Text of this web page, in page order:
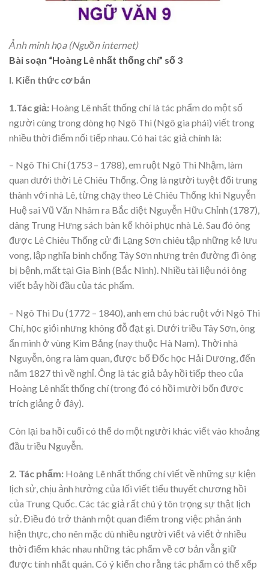
Ảnh minh họa (Nguồn internet)
Bài soạn “Hoàng Lê nhất thống chí” số 3
I. Kiến thức cơ bản
1.Tác giả: Hoàng Lê nhất thống chí là tác phẩm do một số
người cùng trong dòng họ Ngô Thì (Ngô gia phái) viết trong
nhiều thời điểm nối tiếp nhau. Có hai tác giả chính là:
– Ngô Thì Chí (1753 – 1788), em ruột Ngô Thì Nhậm, làm
quan dưới thời Lê Chiêu Thống. Ông là người tuyệt đối trung
thành với nhà Lê, từng chạy theo Lê Chiêu Thống khi Nguyễn
Huệ sai Vũ Văn Nhâm ra Bắc diệt Nguyễn Hữu Chỉnh (1787),
dâng Trung Hưng sách bàn kế khôi phục nhà Lê. Sau đó ông
được Lê Chiêu Thống cử đi Lạng Sơn chiêu tập những kẻ lưu
vong, lập nghĩa binh chống Tây Sơn nhưng trên đường đi ông
bị bệnh, mất tại Gia Bình (Bắc Ninh). Nhiều tài liệu nói ông
viết bảy hồi đầu của tác phẩm.
– Ngô Thì Du (1772 – 1840), anh em chú bác ruột với Ngô Thì
Chí, học giỏi nhưng không đỗ đạt gì. Dưới triều Tây Sơn, ông
ẩn mình ở vùng Kim Bảng (nay thuộc Hà Nam). Thời nhà
Nguyễn, ông ra làm quan, được bổ Đốc học Hải Dương, đến
năm 1827 thì về nghỉ. Ông là tác giả bảy hồi tiếp theo của
Hoàng Lê nhất thống chí (trong đó có hồi mười bốn được
trích giảng ở đây).
Còn lại ba hồi cuối có thể do một người khác viết vào khoảng
đầu triều Nguyễn.
2. Tác phẩm: Hoàng Lê nhất thống chí viết về những sự kiện
lịch sử, chịu ảnh hưởng của lối viết tiểu thuyết chương hồi
của Trung Quốc. Các tác giả rất chú ý tôn trọng sự thật lịch
sử. Điều đó trở thành một quan điểm trong việc phản ánh
hiện thực, cho nên mặc dù nhiều người viết và viết ở nhiều
thời điểm khác nhau những tác phẩm về cơ bản vẫn giữ
được tính nhất quán. Có ý kiến cho rằng tác phẩm có thể xếp